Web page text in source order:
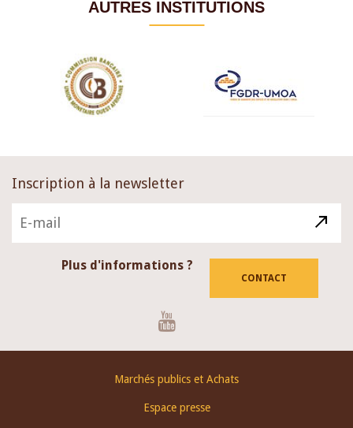
AUTRES INSTITUTIONS
Inscription à la newsletter
Plus d'informations ?
CONTACT
Marchés publics et Achats
Espace presse